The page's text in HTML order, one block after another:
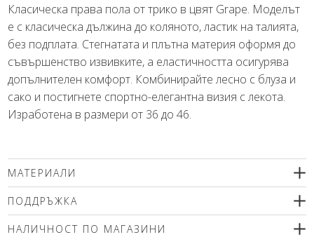
Класическа права пола от трико в цвят Grape. Моделът
е с класическа дължина до коляното, ластик на талията,
без подплата. Стегнатата и плътна материя оформя до
съвършенство извивките, а еластичността осигурява
допълнителен комфорт. Комбинирайте лесно с блуза и
сако и постигнете спортно-елегантна визия с лекота.
Изработена в размери от 36 до 46.
МАТЕРИАЛИ
ПОДДРЪЖКА
центрофугиране или химическо чистене. Използвайте меки
НАЛИЧНОСТ ПО МАГАЗИНИ